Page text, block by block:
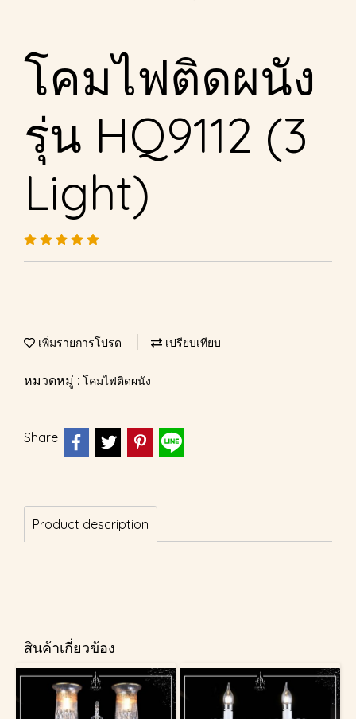
โคมไฟติดผนัง
รุ่น HQ9112 (3
Light)
เพิ่มรายการโปรด เปรียบเทียบ
หมวดหมู่ : โคมไฟติดผนัง
Share
Product description
สินค้าเกี่ยวข้อง